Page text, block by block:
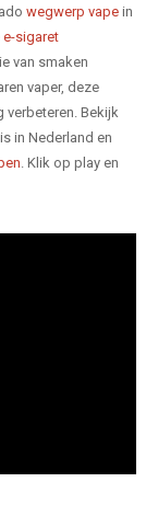
wegwerp vape in
e-sigaret
van smaken
vaper, deze
verbeteren. Bekijk
in Nederland en
. Klik op play en